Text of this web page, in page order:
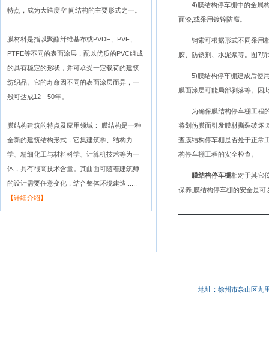
特点，成为大跨度空 间结构的主要形式之一。
膜材料是指以聚酯纤维基布或PVDF、PVF、
PTFE等不同的表面涂层，配以优质的PVC组成
的具有稳定的形状，并可承受一定载荷的建筑
纺织品。它的寿命因不同的表面涂层而异，一
般可达成12—50年。
膜结构建筑的特点及应用领域： 膜结构是一种
全新的建筑结构形式，它集建筑学、结构力
学、精细化工与材料科学、计算机技术等为一
体，具有很高技术含量。其曲面可随着建筑师
的设计需要任意变化，结合整体环境建造......
【详细介绍】
4)膜结构停车棚中的金属构
面漆,或采用镀锌防腐。
钢索可根据形式不同采用相
胶、防锈剂、水泥浆等。图7
5)膜结构停车棚建成后使用
膜面涂层可能局部剥落等。因
为确保膜结构停车棚工程的
将划伤膜面引发膜材撕裂破坏;
查膜结构停车棚是否处于正常
构停车棚工程的安全检查。
膜结构停车棚相对于其它
保养,膜结构停车棚的安全是可
地址：徐州市泉山区九